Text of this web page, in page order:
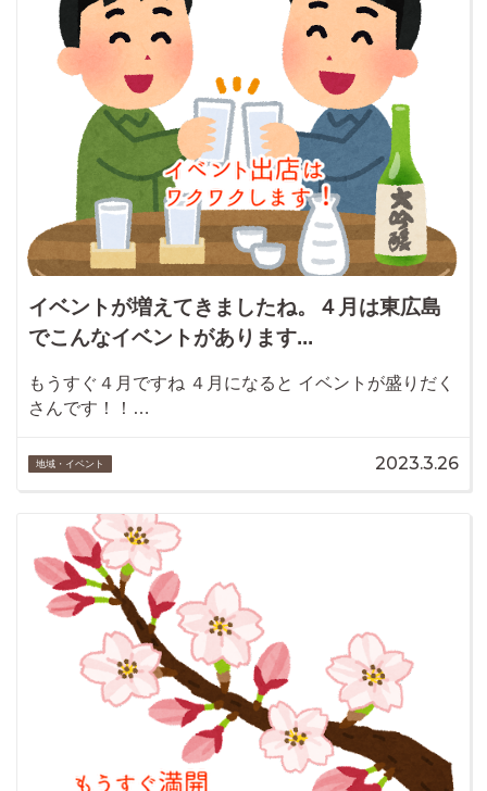
イベントが増えてきましたね。４月は東広島
でこんなイベントがあります...
もうすぐ４月ですね ４月になると イベントが盛りだく
さんです！！…
地域・イベント 2023.3.26